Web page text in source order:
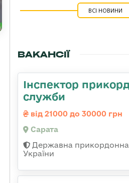
ВСІ НОВИНИ
ВАКАНСІЇ
Інспектор
служби
від 21000 до 30000 грн
Сарата
Державна
України